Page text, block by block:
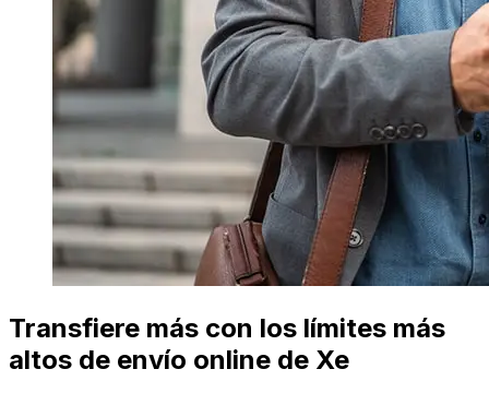
Transfiere más con los límites más
altos de envío online de Xe